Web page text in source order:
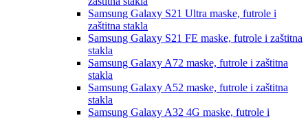
Samsung Galaxy S21 Ultra maske, futrole i
zaštitna stakla
Samsung Galaxy S21 FE maske, futrole i zaštitna
stakla
Samsung Galaxy A72 maske, futrole i zaštitna
stakla
Samsung Galaxy A52 maske, futrole i zaštitna
stakla
Samsung Galaxy A32 4G maske, futrole i